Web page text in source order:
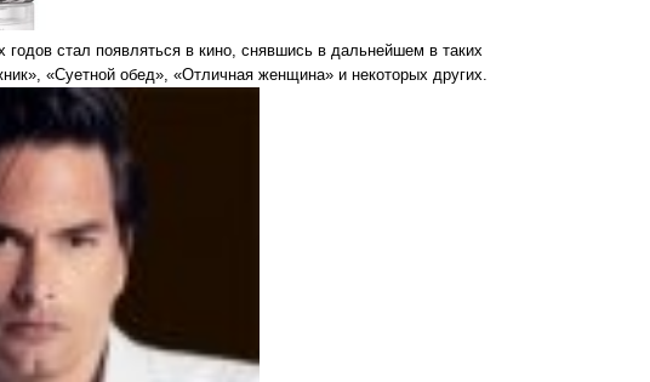
стал появляться в кино, снявшись в дальнейшем в таких
«Суетной обед», «Отличная женщина» и некоторых других.